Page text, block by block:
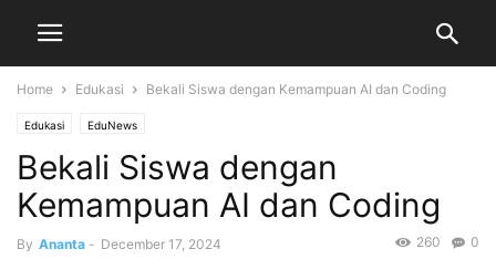
Home Edukasi Bekali Siswa dengan Kemampuan AI dan Coding
Edukasi EduNews
Bekali Siswa dengan
Kemampuan AI dan Coding
By Ananta - December 17, 2024 0
260